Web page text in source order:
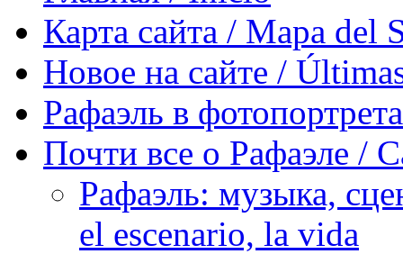
Карта сайта / Mapa del
Новое на сайте /
Рафаэль в
Почти все о Рафаэле /
Рафаэль: музыка,
el escenario, la vida